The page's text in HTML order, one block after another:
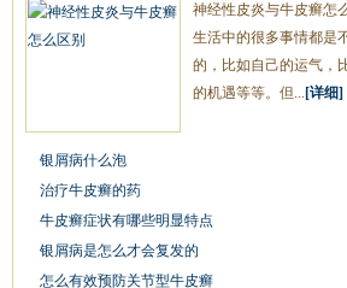
神经性皮炎与牛皮癣怎
生活中的很多事情都是
的，比如自己的运气，
的机遇等等。但... [详细]
银屑病什么泡
治疗牛皮癣的药
牛皮癣症状有哪些明显特点
银屑病是怎么才会复发的
怎么有效预防关节型牛皮癣